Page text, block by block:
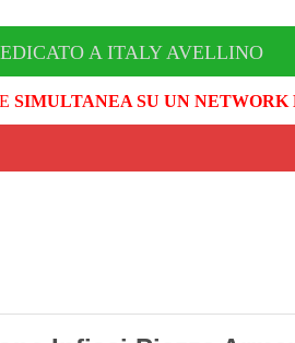
A ITALY AVELLINO
SIMULTANEA SU UN NETWORK